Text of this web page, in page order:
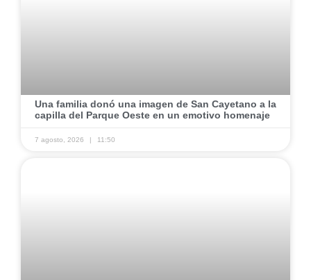
Una familia donó una imagen de San Cayetano a la
capilla del Parque Oeste en un emotivo homenaje
7 agosto, 2026 11:50